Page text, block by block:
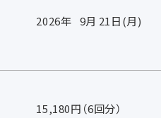
2026年 9月 21 日(月)
15,180円（6回分）